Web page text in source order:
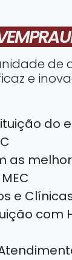
de
e
do
as
e
com